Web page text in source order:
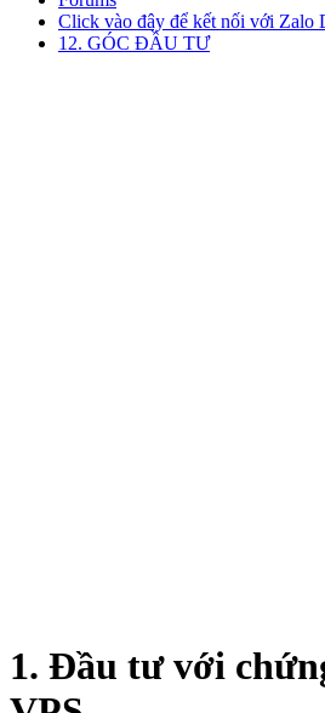
Click vào đây để kết nối với Zalo
12. GÓC ĐẦU TƯ
1. Đầu tư với